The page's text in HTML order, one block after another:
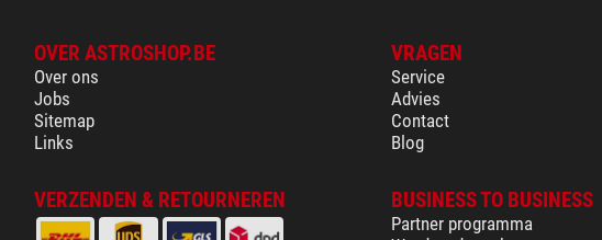
OVER ASTROSHOP.BE
Over ons
Jobs
Sitemap
Links
VRAGEN
Service
Advies
Contact
Blog
VERZENDEN & RETOURNEREN BUSINESS TO BUSINESS
Partner programma